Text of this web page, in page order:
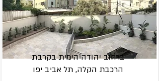
ברחוב יהודה הימית בקרבת
הרכבת הקלה, תל אביב יפו